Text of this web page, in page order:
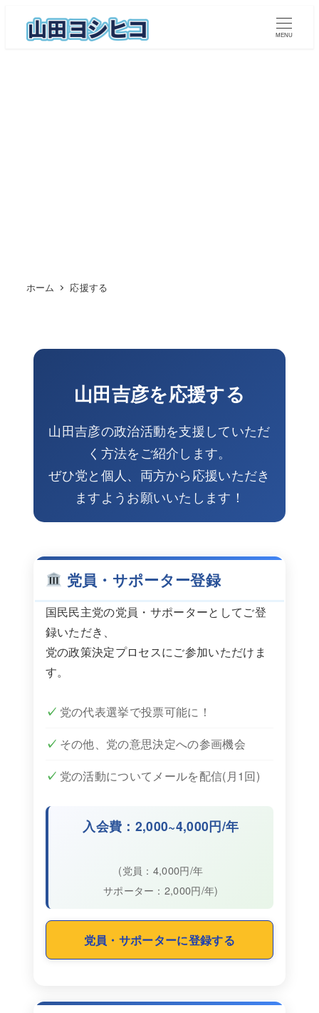
MENU
ホーム 応援する
山田吉彦を応援する
山田吉彦の政治活動を支援していただ
く方法をご紹介します。
ぜひ党と個人、両方から応援いただき
ますようお願いいたします！
党員・サポーター登録
国民民主党の党員・サポーターとしてご登
録いただき、
党の政策決定プロセスにご参加いただけま
す。
党の代表選挙で投票可能に！
その他、党の意思決定への参画機会
党の活動についてメールを配信(月1回)
入会費：2,000~4,000円/年
(党員：4,000円/年
サポーター：2,000円/年)
党員・サポーターに登録する